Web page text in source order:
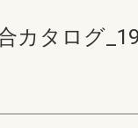
カタログ